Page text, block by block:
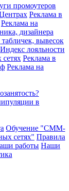
промоутеров
Реклама в
Реклама на
дизайнера
вывесок
Индекс лояльности
Реклама в
Реклама на
в
Обучение "СМM-
сетях" Правила
работы Наши